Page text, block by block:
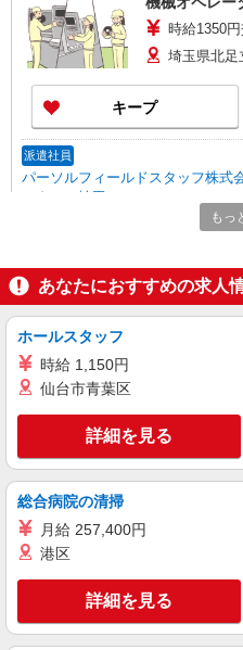
時給1350
埼玉県北足
キープ
派遣社員
パーソルフィールドスタッフ株
ンター（埼玉）
ヘルメットの
埼玉県北足
ク・自転車通勤
キープ
派遣社員
株式会社テクノ・サービス/お仕事
パンの包装作業
時給1250
埼玉県北
株式会社テクノ・サービス/お仕事
もっ
あなたにおすすめの求人
ホールスタッフ
時給 1,150円
仙台市青葉区
詳細を見る
総合病院の清掃
月給 257,400円
港区
詳細を見る